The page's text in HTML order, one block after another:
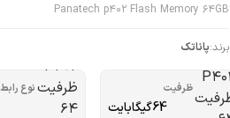
Panatech p402 Flash Memory 64GB
برند:پاناتک
ظرفیت
64گیگابایت
نوع رابط